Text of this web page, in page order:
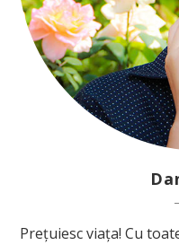
Prețuiesc viața! Cu